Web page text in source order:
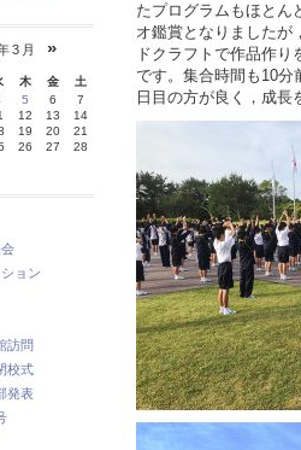
3月 »
木 金
土
5 6
7
12 13
14
19 20
21
26 27
28
ョン
訪問
校式
発表
たプログラムもほと
オ鑑賞となりましたが
ドクラフトで作品作
です。集合時間も10分
日目の方が良く，成長